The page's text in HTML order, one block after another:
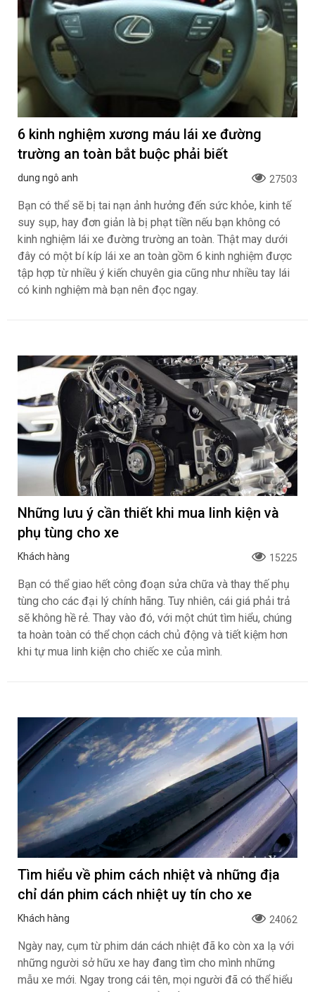
6 kinh nghiệm xương máu lái xe đường
trường an toàn bắt buộc phải biết
dung ngô anh 27503
Bạn có thể sẽ bị tai nạn ảnh hưởng đến sức khỏe, kinh tế
suy sụp, hay đơn giản là bị phạt tiền nếu bạn không có
kinh nghiệm lái xe đường trường an toàn. Thật may dưới
đây có một bí kíp lái xe an toàn gồm 6 kinh nghiệm được
tập hợp từ nhiều ý kiến chuyên gia cũng như nhiều tay lái
có kinh nghiệm mà bạn nên đọc ngay.
Những lưu ý cần thiết khi mua linh kiện và
phụ tùng cho xe
Khách hàng 15225
Bạn có thể giao hết công đoạn sửa chữa và thay thế phụ
tùng cho các đại lý chính hãng. Tuy nhiên, cái giá phải trả
sẽ không hề rẻ. Thay vào đó, với một chút tìm hiểu, chúng
ta hoàn toàn có thể chọn cách chủ động và tiết kiệm hơn
khi tự mua linh kiện cho chiếc xe của mình.
Tìm hiểu về phim cách nhiệt và những địa
chỉ dán phim cách nhiệt uy tín cho xe
Khách hàng 24062
Ngày nay, cụm từ phim dán cách nhiệt đã ko còn xa lạ với
những người sở hữu xe hay đang tìm cho mình những
mẫu xe mới. Ngay trong cái tên, mọi người đã có thể hiểu